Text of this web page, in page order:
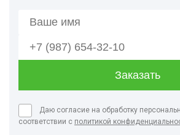
Даю согласие на обработку
соответствии с политикой